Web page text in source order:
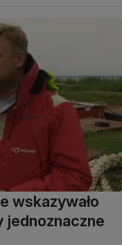
wskazywało
jednoznaczne